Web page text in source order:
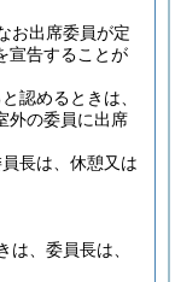
お出席委員が定
宣告することが
認めるときは、
外の委員に出席
長は、休憩又は
、委員長は、